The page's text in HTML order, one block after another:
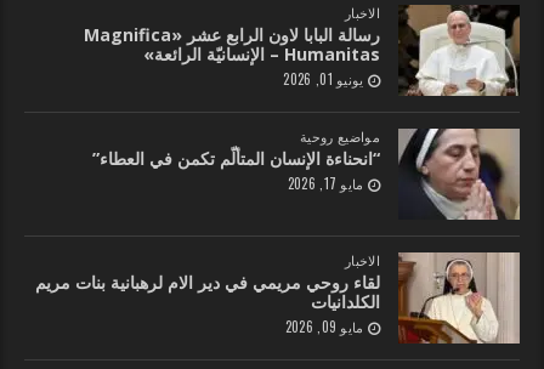
الاخبار
رسالة البابا لاون الرابع عشر «Magnifica
Humanitas – الإنسانيّة الرائعة»
يونيو 01, 2026
مواضيع روحية
“انحناءة الإنسان المتألّم تكمن في العطاء”
مايو 17, 2026
الاخبار
لقاء روحي مريمي في دير الام لرهبانية بنات مريم
الكلدانيات
مايو 09, 2026